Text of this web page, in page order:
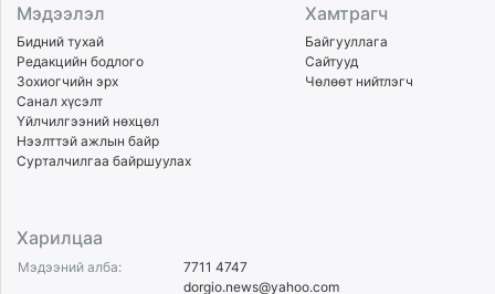
Мэдээлэл
Бидний тухай
Редакцийн бодлого
Зохиогчийн эрх
Санал хүсэлт
Үйлчилгээний нөхцөл
Нээлттэй ажлын байр
Сурталчилгаа байршуулах
Хамтрагч
Байгууллага
Сайтууд
Чөлөөт нийтлэгч
Харилцаа
Мэдээний алба:
7711 4747
dorgio.news@yahoo.com